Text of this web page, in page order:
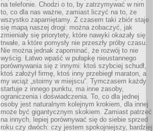
na telefonie. Chodzi o to, by zatrzymywać w nim
to, co dla nas ważne, zamiast liczyć na to, że
wszystko zapamiętamy. Z czasem taki zbiór staje
się mapą naszej drogi: można zobaczyć, jak
zmieniały się priorytety, które nawyki okazały się
trwałe, a które pomysły nie przeszły próby czasu.
Nie można jednak zapominać, że rozwój to nie
wyścig. Łatwo wpaść w pułapkę nieustannego
porównywania się z innymi: ktoś szybciej schudł,
ktoś założył firmę, ktoś inny przebiegł maraton, a
my wciąż „stoimy w miejscu”. Tymczasem każdy
startuje z innego punktu, ma inne zasoby,
ograniczenia i doświadczenia. To, co dla jednej
osoby jest naturalnym kolejnym krokiem, dla innej
może być gigantycznym skokiem. Zamiast patrzeć
na innych, lepiej porównywać się do siebie sprzed
roku czy dwóch: czy jestem spokojniejszy, bardziej